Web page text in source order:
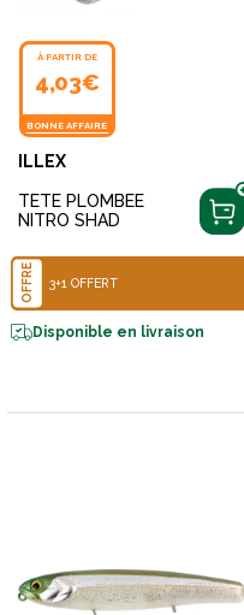
À PARTIR DE
4,03€
BONNE AFFAIRE
ILLEX
TETE PLOMBEE
NITRO SHAD
OFFRE 3+1 OFFERT
Disponible en livraison